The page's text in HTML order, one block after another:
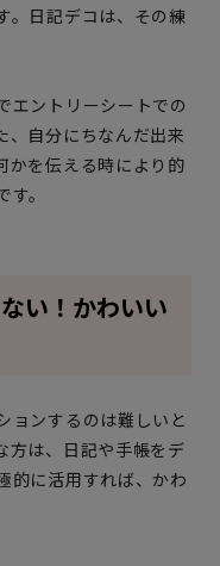
。日記デコは、その練
エントリーシートでの
、自分にちなんだ出来
かを伝える時により的
。
い！かわいい
ョンするのは難しいと
方は、日記や手帳をデ
的に活用すれば、かわ